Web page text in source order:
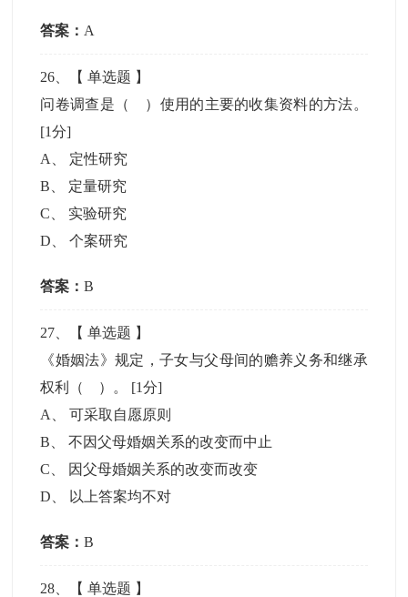
答案： A
26 、【单选题 】
问卷调查是（ ）使用的主要的收集资料的方法。
[1分]
A
定性研究
B
定量研究
C
实验研究
D 、个案研究
答案：B
27 、【单选题 】
《婚姻法》规定，子女与父母间的赡养义务和继承
权利（ ）。 [1分]
A
、可采取自愿原则
B 、不因父母婚姻关系的改变而中止
C
因父母婚姻关系的改变而改变
D
以上答案均不对
答案：B
28 、【单选题 】